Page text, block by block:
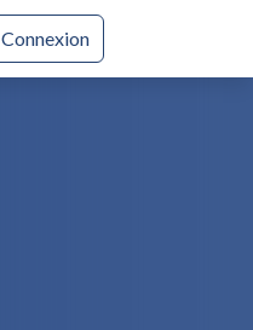
Connexion